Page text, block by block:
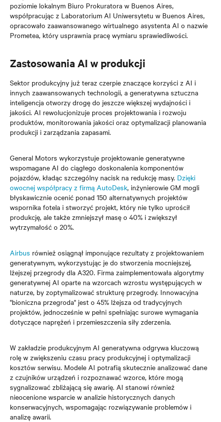
poziomie lokalnym Biuro Prokuratora w Buenos Aires,
współpracując z Laboratorium AI Uniwersytetu w Buenos Aires,
opracowało zaawansowanego wirtualnego asystenta AI o nazwie
Prometea, który usprawnia pracę wymiaru sprawiedliwości.
Zastosowania AI w produkcji
Sektor produkcyjny już teraz czerpie znaczące korzyści z AI i
innych zaawansowanych technologii, a generatywna sztuczna
inteligencja otworzy drogę do jeszcze większej wydajności i
jakości. AI rewolucjonizuje proces projektowania i rozwoju
produktów, monitorowania jakości oraz optymalizacji planowania
produkcji i zarządzania zapasami.
General Motors wykorzystuje projektowanie generatywne
wspomagane AI do ciągłego doskonalenia komponentów
pojazdów, kładąc szczególny nacisk na redukcję masy. Dzięki
owocnej współpracy z firmą AutoDesk, inżynierowie GM mogli
błyskawicznie ocenić ponad 150 alternatywnych projektów
wspornika fotela i stworzyć projekt, który nie tylko uprościł
produkcję, ale także zmniejszył masę o 40% i zwiększył
wytrzymałość o 20%.
Airbus również osiągnął imponujące rezultaty z projektowaniem
generatywnym, wykorzystując je do stworzenia mocniejszej,
lżejszej przegrody dla A320. Firma zaimplementowała algorytmy
generatywnej AI oparte na wzorcach wzrostu występujących w
naturze, by zoptymalizować strukturę przegrody. Innowacyjna
"bioniczna przegroda" jest o 45% lżejsza od tradycyjnych
projektów, jednocześnie w pełni spełniając surowe wymagania
dotyczące naprężeń i przemieszczenia siły zderzenia.
W zakładzie produkcyjnym AI generatywna odgrywa kluczową
rolę w zwiększeniu czasu pracy produkcyjnej i optymalizacji
kosztów serwisu. Modele AI potrafią skutecznie analizować dane
z czujników urządzeń i rozpoznawać wzorce, które mogą
sygnalizować zbliżającą się awarię. AI stanowi również
nieocenione wsparcie w analizie historycznych danych
konserwacyjnych, wspomagając rozwiązywanie problemów i
analizę awarii.